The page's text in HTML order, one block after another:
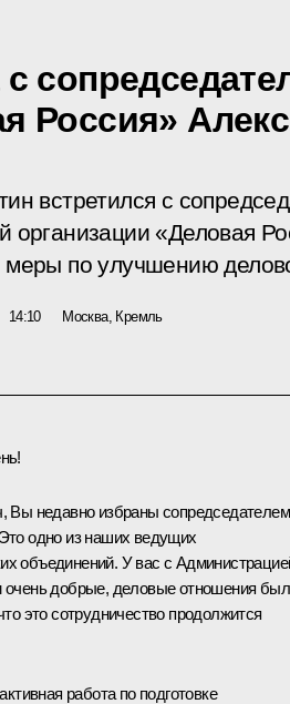
Россия»
встретился с
организации «Деловая
по улучшению
14:10 Москва, Кремль
Вы недавно избраны сопредседателем
одно из наших ведущих
объединений. У вас с
очень добрые, деловые отношения
это сотрудничество продолжится
работа по подготовке